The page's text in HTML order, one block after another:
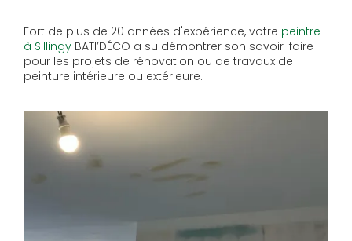
Fort de plus de 20 années d'expérience, votre peintre
à Sillingy BATI’DÉCO a su démontrer son savoir-faire
pour les projets de rénovation ou de travaux de
peinture intérieure ou extérieure.